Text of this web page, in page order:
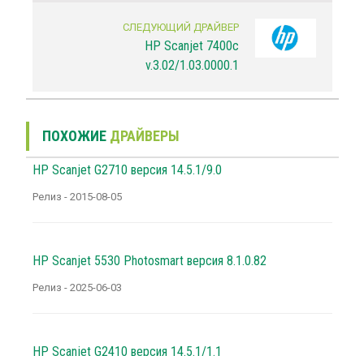
СЛЕДУЮЩИЙ ДРАЙВЕР
HP Scanjet 7400c
v.3.02/1.03.0000.1
ПОХОЖИЕ ДРАЙВЕРЫ
HP Scanjet G2710 версия 14.5.1/9.0
Релиз - 2015-08-05
HP Scanjet 5530 Photosmart версия 8.1.0.82
Релиз - 2025-06-03
HP Scanjet G2410 версия 14.5.1/1.1